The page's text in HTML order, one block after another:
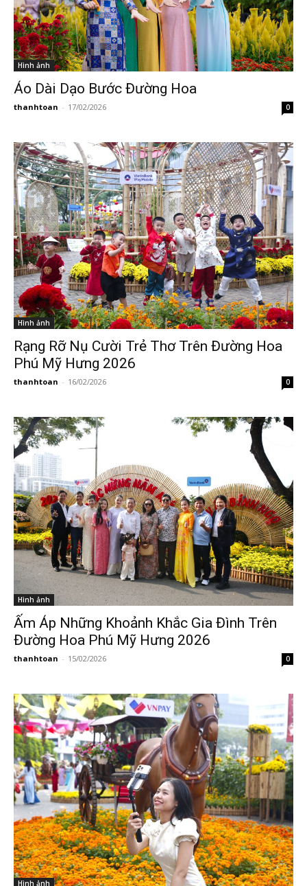
Hình ảnh
Áo Dài Dạo Bước Đường Hoa
thanhtoan - 17/02/2026 0
Hình ảnh
Rạng Rỡ Nụ Cười Trẻ Thơ Trên Đường Hoa
Phú Mỹ Hưng 2026
thanhtoan - 16/02/2026 0
Hình ảnh
Ấm Áp Những Khoảnh Khắc Gia Đình Trên
Đường Hoa Phú Mỹ Hưng 2026
thanhtoan - 15/02/2026 0
Hình ảnh